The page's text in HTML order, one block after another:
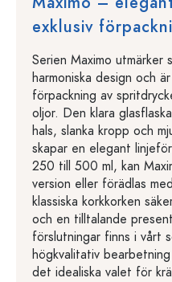
exklusiv
Serien Maximo utmärker
harmoniska design och
förpackning av
oljor. Den klara
hals, slanka kropp och
skapar en elegant
250 till 500 ml, kan
version eller förädlas
klassiska korkkorken
och en tilltalande
förslutningar finns i vårt
högkvalitativ
det idealiska valet för